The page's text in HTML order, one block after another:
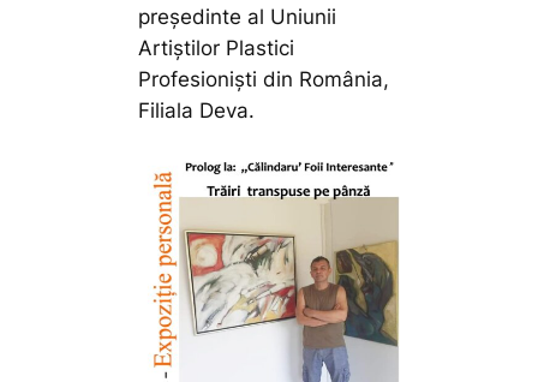
preşedinte al Uniunii
Artiștilor Plastici
Profesioniști din România,
Filiala Deva.